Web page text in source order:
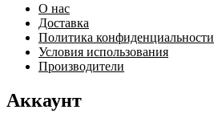
О нас
Доставка
Политика конфиденциальности
Условия использования
Производители
Аккаунт